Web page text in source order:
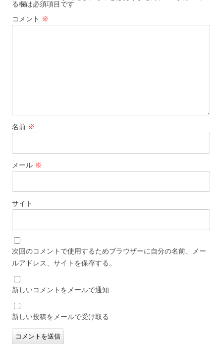
る欄は必須項目です
コメント ※
名前 ※
メール ※
サイト
次回のコメントで使用するためブラウザーに自分の名前、メー
ルアドレス、サイトを保存する。
新しいコメントをメールで通知
新しい投稿をメールで受け取る